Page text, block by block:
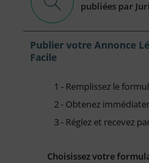
publiées par
Publier votre Annonce
Facile
1 - Remplissez le
2 - Obtenez
3 - Réglez et recevez
Choisissez votre